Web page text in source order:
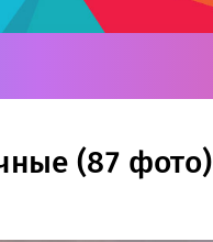
(87 фото)